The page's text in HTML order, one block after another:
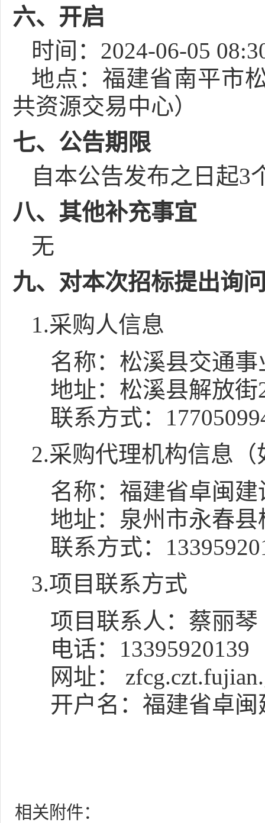
六、开启
时间： 2024-06-05
地点： 福建省南平市
共资源交易中心）
七、公告期限
自本公告发布之日起3
八、其他补充事宜
无
九、对本次招标提出询
1.采购人信息
名称： 松溪县交通
地址： 松溪县解放街
联系方式：
2.采购代理机构信息（
名称： 福建省卓闽
地址： 泉州市永春
联系方式：
3.项目联系方式
项目联系人： 蔡丽琴
电话： 13395920139
网址：
开户名： 福建省卓
相关附件：